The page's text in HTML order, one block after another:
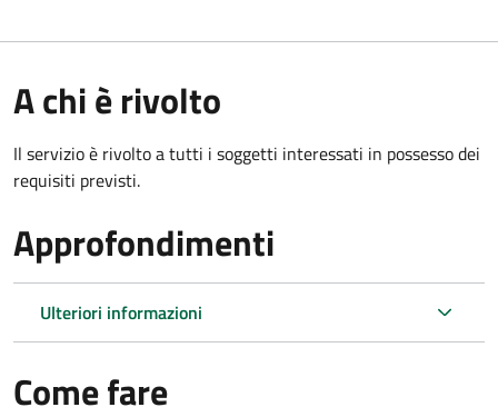
A chi è rivolto
Il servizio è rivolto a tutti i soggetti interessati in possesso dei
requisiti previsti.
Approfondimenti
Ulteriori informazioni
Come fare